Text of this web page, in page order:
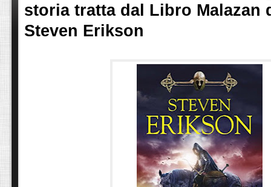
storia tratta dal Libro Malazan
Steven Erikson